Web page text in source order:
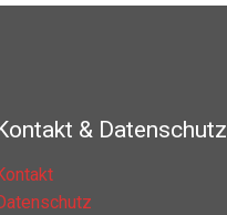
& Datenschutz